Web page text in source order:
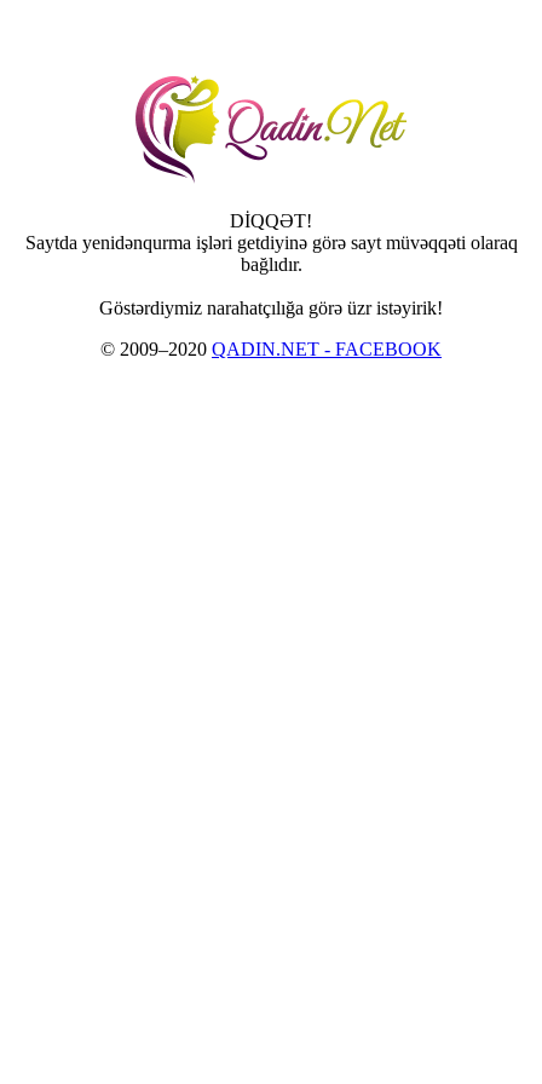
DİQQƏT!
Saytda yenidənqurma işləri getdiyinə görə sayt müvəqqəti olaraq
bağlıdır.
Göstərdiymiz narahatçılığa görə üzr istəyirik!
© 2009–2020 QADIN.NET - FACEBOOK